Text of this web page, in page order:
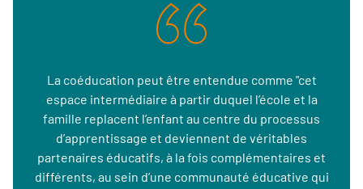
La coéducation peut être entendue comme "cet
espace intermédiaire à partir duquel l’école et la
famille replacent l’enfant au centre du processus
d’apprentissage et deviennent de véritables
partenaires éducatifs, à la fois complémentaires et
différents, au sein d’une communauté éducative qui